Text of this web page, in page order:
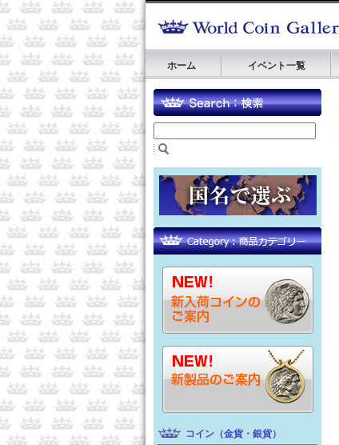
ホーム イベント一覧
コイン（金貨・銀貨）